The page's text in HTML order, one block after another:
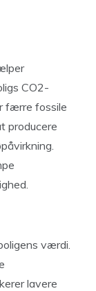
CO2-
færre fossile
producere
værdi.
lavere